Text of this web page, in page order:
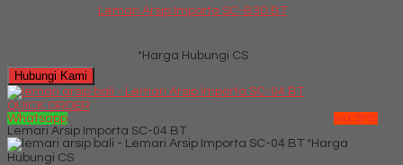
Lemari Arsip Importa SC-B3D BT
*Harga Hubungi CS
Hubungi Kami
QUICK ORDER
Whatsapp
via SMS
Lemari Arsip Importa SC-04 BT
*Harga
Hubungi CS